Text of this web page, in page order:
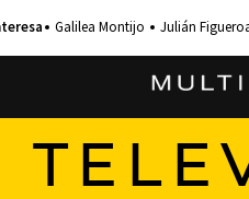
Galilea Montijo Julián